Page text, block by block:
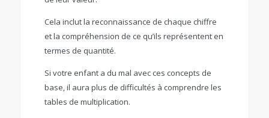
Cela inclut la reconnaissance de chaque chiffre
et la compréhension de ce qu’ils représentent en
termes de quantité.
Si votre enfant a du mal avec ces concepts de
base, il aura plus de difficultés à comprendre les
tables de multiplication.